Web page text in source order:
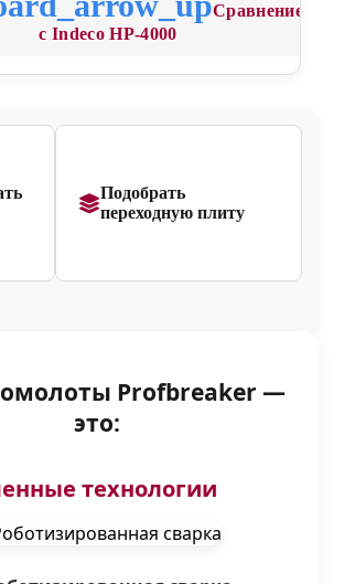
Сравнение
с Indeco HP-4000
Подобрать
переходную плиту
Profbreaker —
это:
технологии